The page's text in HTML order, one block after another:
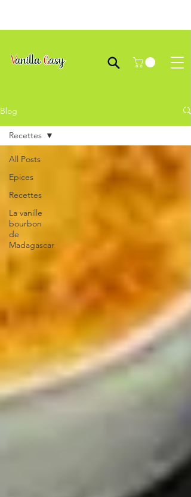
Blog
All Posts
Epices
Recettes
La vanille
bourbon
de
Madagascar
Recettes